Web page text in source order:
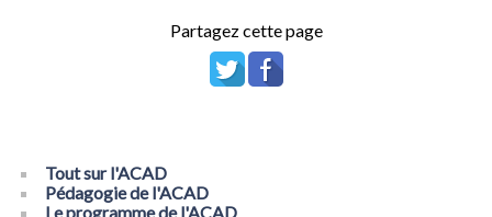
Partagez cette page
Tout sur l'ACAD
Pédagogie de l'ACAD
Le programme de l'ACAD